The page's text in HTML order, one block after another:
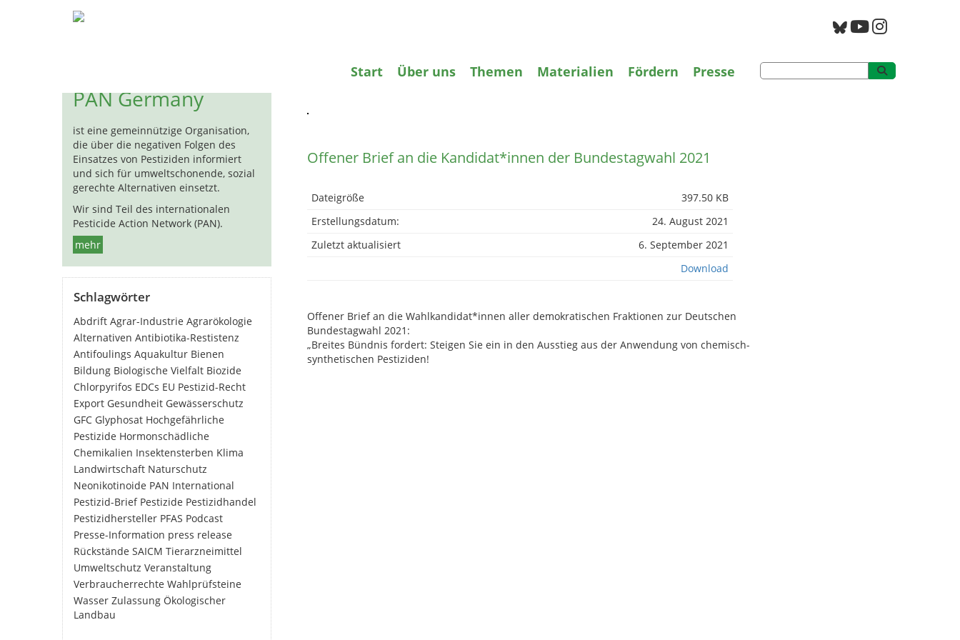
Start Über uns Themen Materialien Fördern Presse
PAN Germany
ist eine gemeinnützige Organisation,
die über die negativen Folgen des
Einsatzes von Pestiziden informiert
und sich für umweltschonende, sozial
gerechte Alternativen einsetzt.
Wir sind Teil des internationalen
Pesticide Action Network (PAN).
mehr
Schlagwörter
Abdrift Agrar-Industrie Agrarökologie
Alternativen Antibiotika-Restistenz
Antifoulings Aquakultur Bienen
Bildung Biologische Vielfalt Biozide
Chlorpyrifos EDCs EU Pestizid-Recht
Export Gesundheit Gewässerschutz
GFC Glyphosat Hochgefährliche
Pestizide Hormonschädliche
Chemikalien Insektensterben Klima
Landwirtschaft Naturschutz
Neonikotinoide PAN International
Pestizid-Brief Pestizide Pestizidhandel
Pestizidhersteller PFAS Podcast
Presse-Information press release
Rückstände SAICM Tierarzneimittel
Umweltschutz Veranstaltung
Verbraucherrechte Wahlprüfsteine
Wasser Zulassung Ökologischer
Landbau
Offener Brief an die Kandidat*innen der Bundestagwahl 2021
Dateigröße
397.50 KB
Erstellungsdatum:
24. August 2021
Zuletzt aktualisiert
6. September 2021
Download
Offener Brief an die Wahlkandidat*innen aller demokratischen Fraktionen zur Deutschen
Bundestagwahl 2021:
„Breites Bündnis fordert: Steigen Sie ein in den Ausstieg aus der Anwendung von chemisch-
synthetischen Pestiziden!